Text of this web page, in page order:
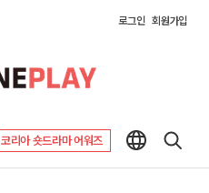
로그인 회원가입
코리아 숏드라마 어워즈